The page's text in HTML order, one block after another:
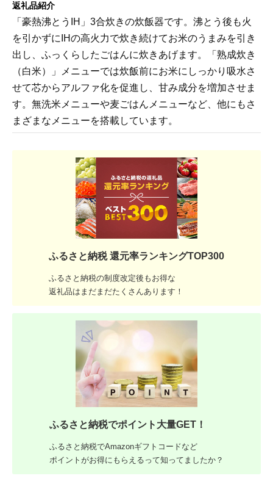
返礼品紹介
「豪熱沸とうIH」3合炊きの炊飯器です。沸とう後も火
を引かずにIHの高火力で炊き続けてお米のうまみを引き
出し、ふっくらしたごはんに炊きあげます。「熟成炊き
（白米）」メニューでは炊飯前にお米にしっかり吸水さ
せて芯からアルファ化を促進し、甘み成分を増加させま
す。無洗米メニューや麦ごはんメニューなど、他にもさ
まざまなメニューを搭載しています。
ふるさと納税 還元率ランキングTOP300
ふるさと納税の制度改定後もお得な
返礼品はまだまだたくさんあります！
ふるさと納税でポイント大量GET！
ふるさと納税でAmazonギフトコードなど
ポイントがお得にもらえるって知ってましたか？